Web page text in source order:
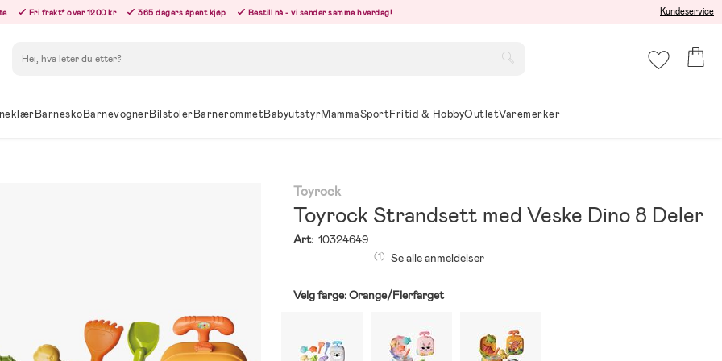
Fri frakt* over 1200 kr 365 dagers åpent kjøp Bestill nå - vi sender samme hverdag! Kundeservice
BarneskoBarnevognerBilstolerBarnerommetBabyutstyrMammaSportFritid & HobbyOutletVaremerker
Toyrock
Toyrock Strandsett med Veske Dino 8 Deler
Art: 10324649
(1) Se alle anmeldelser
Velg farge:Orange/Flerfarget